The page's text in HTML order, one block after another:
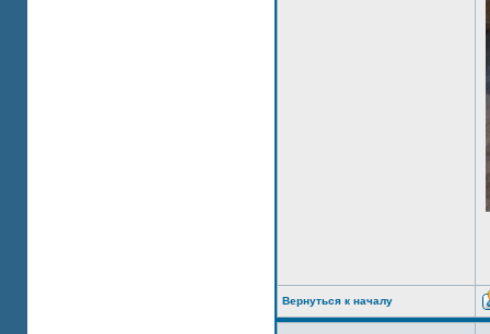
Вернуться к началу